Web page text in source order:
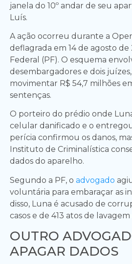
janela do 10º andar de seu
Luís.
A ação ocorreu durante a
deflagrada em 14 de agosto
Federal (PF). O esquema
desembargadores e dois
movimentar R$ 54,7 milhões
sentenças.
O porteiro do prédio onde
celular danificado e o
perícia confirmou os danos,
Instituto de Criminalística
dados do aparelho.
Segundo a PF, o advogado
voluntária para embaraçar as
disso, Luna é acusado de
casos e de 413 atos de
OUTRO
APAGAR DADOS